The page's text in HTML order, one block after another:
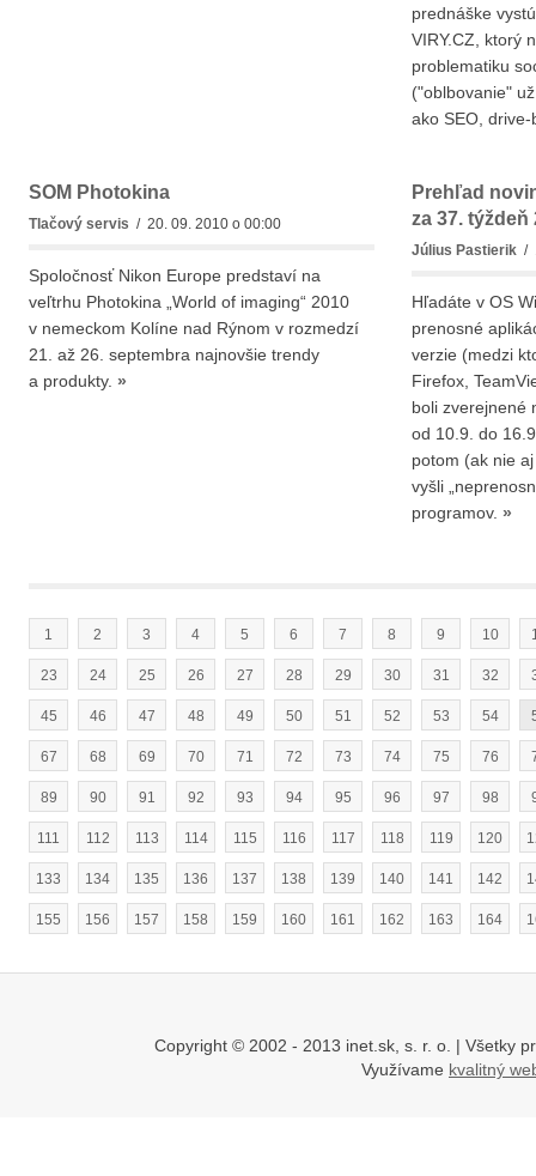
prednáške
VIRY.CZ, ktorý
problematiku
("oblbovanie"
ako SEO,
SOM Photokina
Tlačový servis / 20. 09. 2010 o 00:00
Spoločnosť Nikon Europe predstaví na
veľtrhu Photokina „World of imaging“ 2010
v nemeckom Kolíne nad Rýnom v rozmedzí
21. až 26. septembra najnovšie trendy
a produkty. »
Prehľad
za 37. týždeň
Július Pastierik/
Hľadáte v OS
prenosné
verzie (medzi
Firefox,
boli zverejnené
od 10.9. do
potom (ak nie
vyšli
programov. »
1 2 3 4 5 6 7 8 9 10
23 24 25 26 27 28 29 30 31 32
45 46 47 48 49 50 51 52 53 54
67 68 69 70 71 72 73 74 75 76
89 90 91 92 93 94 95 96 97 98
111 112 113 114 115 116 117 118 119 120
133 134 135 136 137 138 139 140 141 142
155 156 157 158 159 160 161 162 163 164
Copyright © 2002 - 2013 inet.sk, s. r. o. | Všetky
Využívame kvalitný